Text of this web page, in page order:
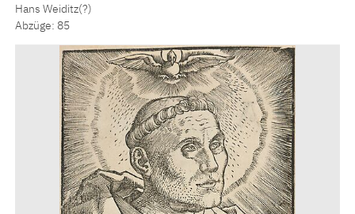
Hans Weiditz(?)
Abzüge: 85